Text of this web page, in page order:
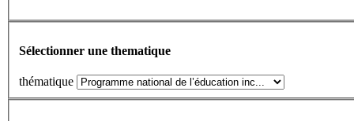
Sélectionner une thematique
thématique